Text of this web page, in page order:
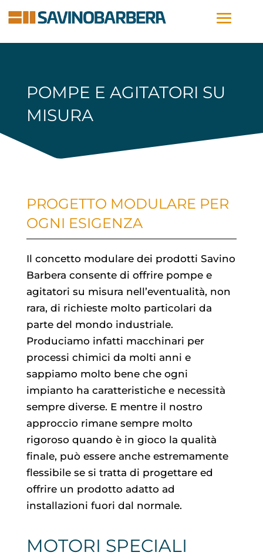
POMPE E AGITATORI SU
MISURA
PROGETTO MODULARE PER
OGNI ESIGENZA
Il concetto modulare dei prodotti Savino
Barbera consente di offrire pompe e
agitatori su misura nell’eventualità, non
rara, di richieste molto particolari da
parte del mondo industriale.
Produciamo infatti macchinari per
processi chimici da molti anni e
sappiamo molto bene che ogni
impianto ha caratteristiche e necessità
sempre diverse. E mentre il nostro
approccio rimane sempre molto
rigoroso quando è in gioco la qualità
finale, può essere anche estremamente
flessibile se si tratta di progettare ed
offrire un prodotto adatto ad
installazioni fuori dal normale.
MOTORI SPECIALI